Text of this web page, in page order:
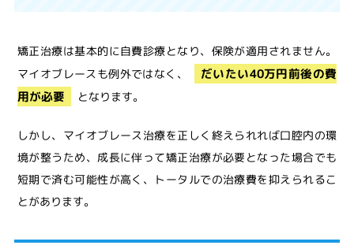
矯正治療は基本的に自費診療となり、保険が適用されません。
マイオブレースも例外ではなく、
だいたい40万円前後の費
用が必要
となります。
しかし、マイオブレース治療を正しく終えられれば口腔内の環
境が整うため、成長に伴って矯正治療が必要となった場合でも
短期で済む可能性が高く、トータルでの治療費を抑えられるこ
とがあります。